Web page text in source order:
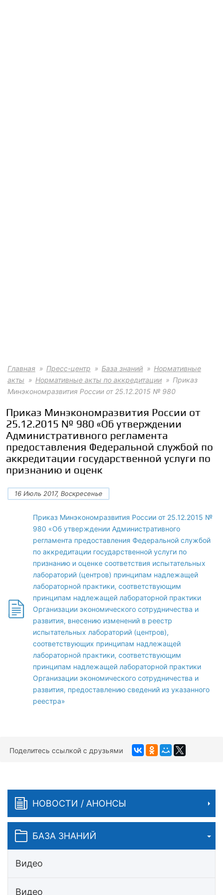
Главная Пресс-центр База знаний
Нормативные
акты
Нормативные акты по аккредитации
Приказ
Минэкономразвития России от 25.12.2015 № 980
НОВОСТИ / АНОНСЫ
БАЗА ЗНАНИЙ
Видео
Видео
Приказ Минэкономразвития России от
25.12.2015 № 980 «Об утверждении
Административного регламента
предоставления Федеральной службой по
аккредитации государственной услуги по
признанию и оценк
16 Июль 2017, Воскресенье
Приказ Минэкономразвития России от 25.12.2015 №
980 «Об утверждении Административного
регламента предоставления Федеральной службой
по аккредитации государственной услуги по
признанию и оценке соответствия испытательных
лабораторий (центров) принципам надлежащей
лабораторной практики, соответствующим
принципам надлежащей лабораторной практики
Организации экономического сотрудничества и
развития, внесению изменений в реестр
испытательных лабораторий (центров),
соответствующих принципам надлежащей
лабораторной практики, соответствующим
принципам надлежащей лабораторной практики
Организации экономического сотрудничества и
развития, предоставлению сведений из указанного
реестра»
Поделитесь ссылкой с друзьями